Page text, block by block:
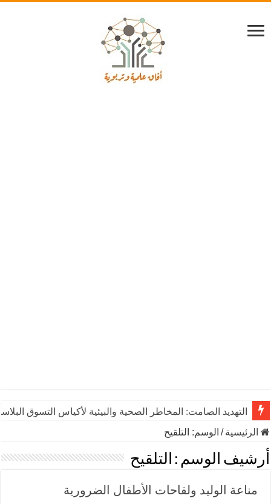
التهديد الصامت: المخاطر الصحية والبيئية لأكياس التسوق
الرئيسية/ الوسم: التلقيح
أرشيف الوسم : التلقيح
مناعة الوليد ولقاحات الأطفال الضرورية